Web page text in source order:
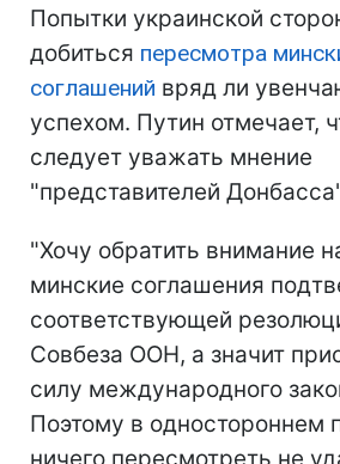
Попытки украинской
добиться пересмотра
соглашений вряд ли
успехом. Путин отмечает,
следует уважать мнение
"представителей
"Хочу обратить внимание
минские соглашения
соответствующей
Совбеза ООН, а значит
силу международного
Поэтому в одностороннем